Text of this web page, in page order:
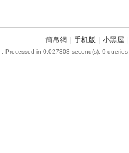
簡帛網 手机版 小黑屋
, Processed in 0.027303 second(s), 9 queries .